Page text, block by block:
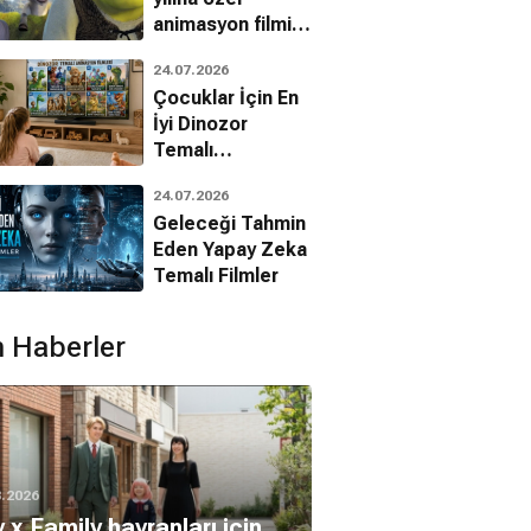
Lane
Eugene Levy
animasyon filmin
24.07.2026
Çocuklar İçin En
İyi Dinozor
Temalı
Filmleri
24.07.2026
Geleceği Tahmin
Eden Yapay Zeka
Temalı Filmler
Haberler